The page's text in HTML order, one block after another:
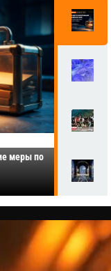
меры по